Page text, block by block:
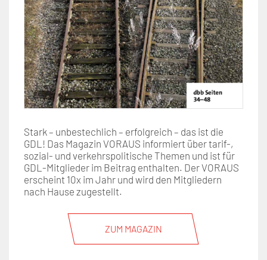
Stark – unbestechlich – erfolgreich – das ist die
GDL! Das Magazin VORAUS informiert über tarif-,
sozial- und verkehrspolitische Themen und ist für
GDL-Mitglieder im Beitrag enthalten. Der VORAUS
erscheint 10x im Jahr und wird den Mitgliedern
nach Hause zugestellt.
ZUM MAGAZIN